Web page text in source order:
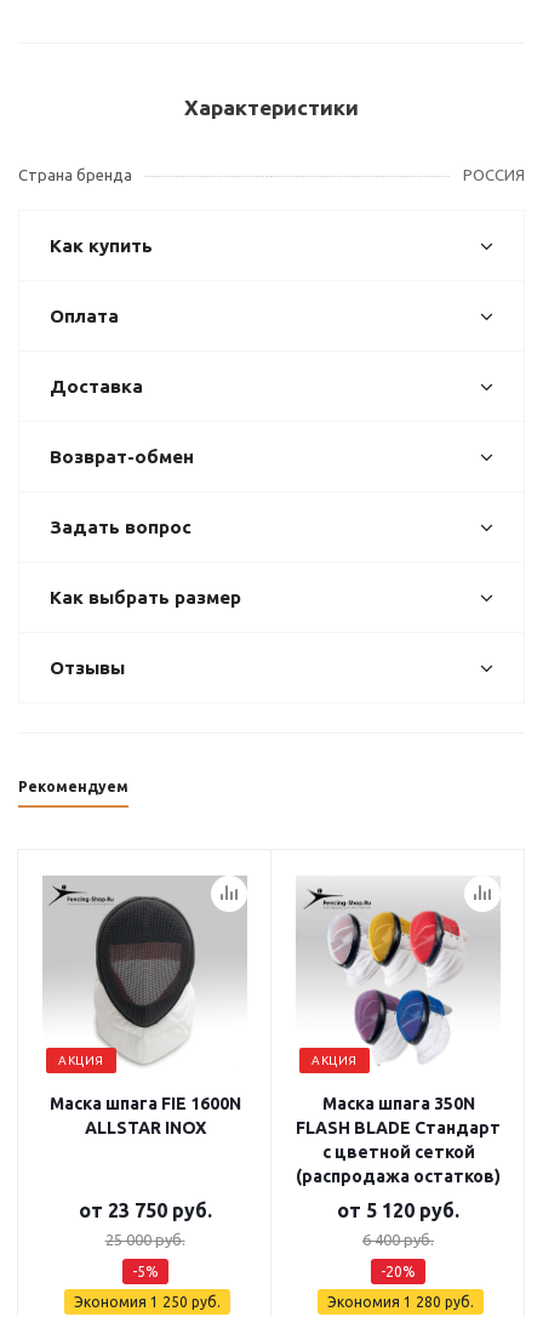
Характеристики
Страна бренда РОССИЯ
Как купить
Оплата
Доставка
Возврат-обмен
Задать вопрос
Как выбрать размер
Отзывы
Рекомендуем
АКЦИЯ
Маска шпага FIE 1600N
ALLSTAR INOX
от 23 750 руб.
25 000 руб.
-5%
Экономия 1 250 руб.
АКЦИЯ
Маска шпага 350N
FLASH BLADE Стандарт
с цветной сеткой
(распродажа остатков)
от 5 120 руб.
6 400 руб.
-20%
Экономия 1 280 руб.